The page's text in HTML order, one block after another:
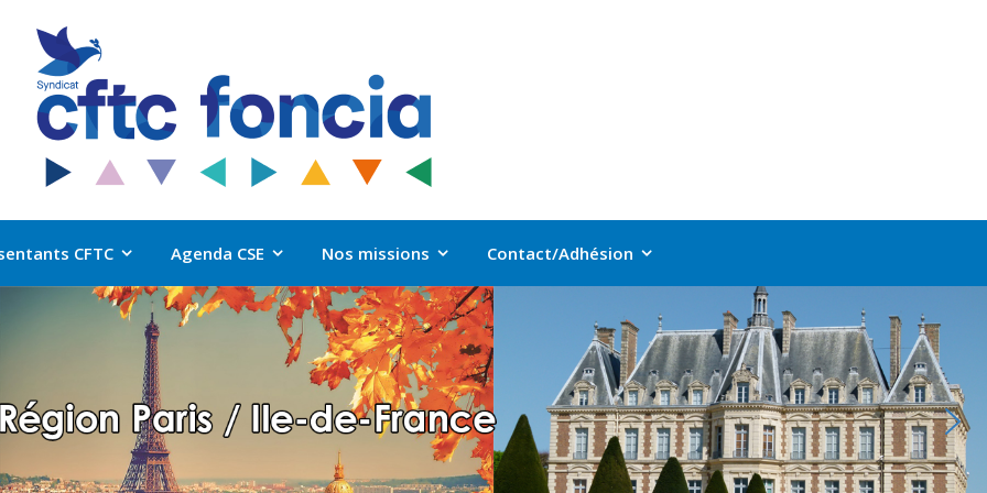
CFTC Agenda CSE Nos missions Contact/Adhésion